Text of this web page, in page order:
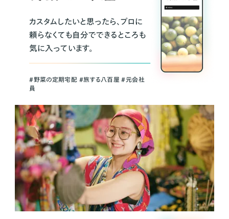
カスタムしたいと思ったら、プロに
頼らなくても自分でできるところも
気に入っています。
＃野菜の定期宅配 ＃旅する八百屋 ＃元会社
員